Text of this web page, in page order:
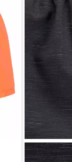
CHIEMSEE